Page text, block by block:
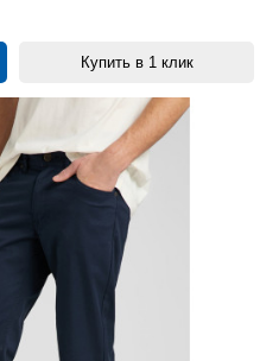
Купить в 1 клик